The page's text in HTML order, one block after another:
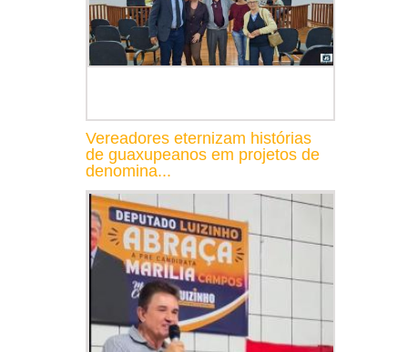
Vereadores eternizam histórias
de guaxupeanos em projetos de
denomina...